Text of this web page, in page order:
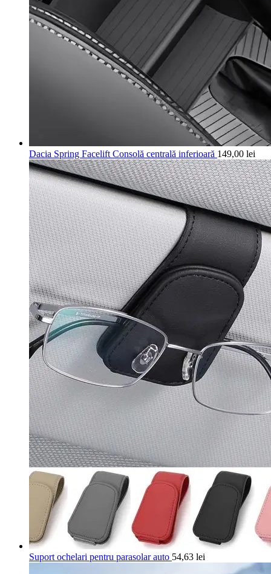
Dacia Spring Facelift Consolă centrală inferioară 149,00 lei
Suport ochelari pentru parasolar auto 54,63 lei